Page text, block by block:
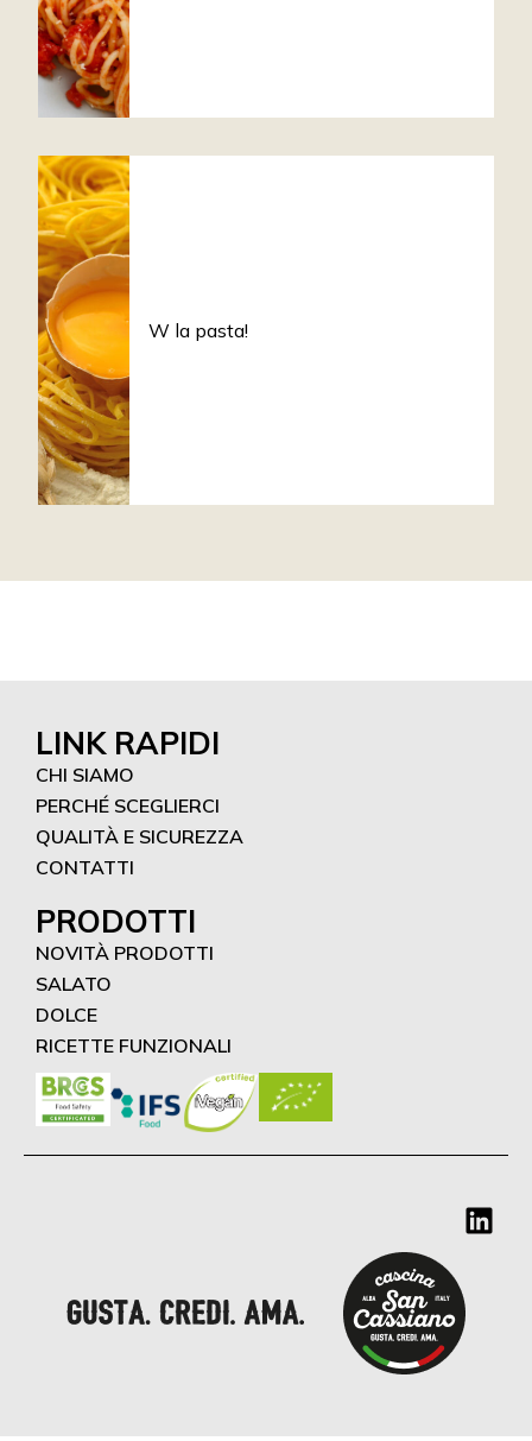
W la pasta!
LINK RAPIDI
CHI SIAMO
PERCHÉ SCEGLIERCI
QUALITÀ E SICUREZZA
CONTATTI
PRODOTTI
NOVITÀ PRODOTTI
SALATO
DOLCE
RICETTE FUNZIONALI